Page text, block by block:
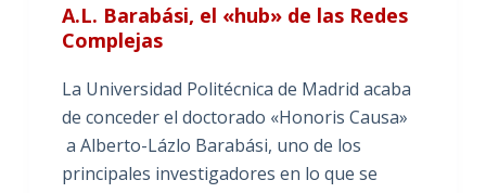
A.L. Barabási, el «hub» de las Redes
Complejas
La Universidad Politécnica de Madrid acaba
de conceder el doctorado «Honoris Causa»
a Alberto-Lázlo Barabási, uno de los
principales investigadores en lo que se